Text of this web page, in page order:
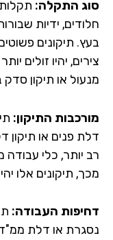
התקלה:תקלות
ידיות שבורות,
תיקונים פשוטים
יהיו זולים יותר
או תיקון סדק בעץ.
התיקון:
פנים או תיקון דלת
יותר, כלי עבודה
תיקונים אלו יהיו
העבודה:תיקון
או דלת ממ"ד